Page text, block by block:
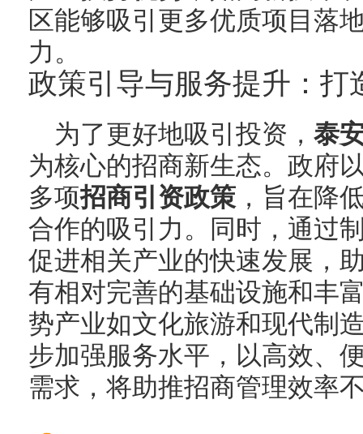
区能够吸引更多优质项目落
力。
政策引导与服务提升：打
为了更好地吸引投资， 泰
为核心的招商新生态。政府
多项招商引资政策 ，旨在降
合作的吸引力。同时，通过
促进相关产业的快速发展，
有相对完善的基础设施和丰
势产业如文化旅游和现代制
步加强服务水平，以高效、
需求，将助推招商管理效率